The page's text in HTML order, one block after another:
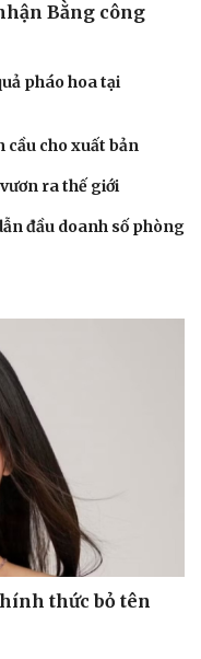
Bằng công
pháo hoa tại
cầu cho xuất bản
ra thế giới
đầu doanh số phòng
thức bỏ tên